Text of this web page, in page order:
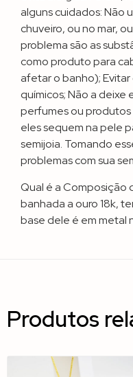
alguns cuidados: Não
chuveiro, ou no mar,
problema são as
como produto para
afetar o banho);
químicos; Não a
perfumes ou
eles sequem na pele
semijoia. Tomando
problemas com sua
Qual é a Composição
banhada a ouro 18k,
base dele é em metal
Produtos